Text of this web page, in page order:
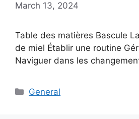
March 13, 2024
Table des matières Bascule
de miel Établir une routine
Naviguer dans les
Categories
General